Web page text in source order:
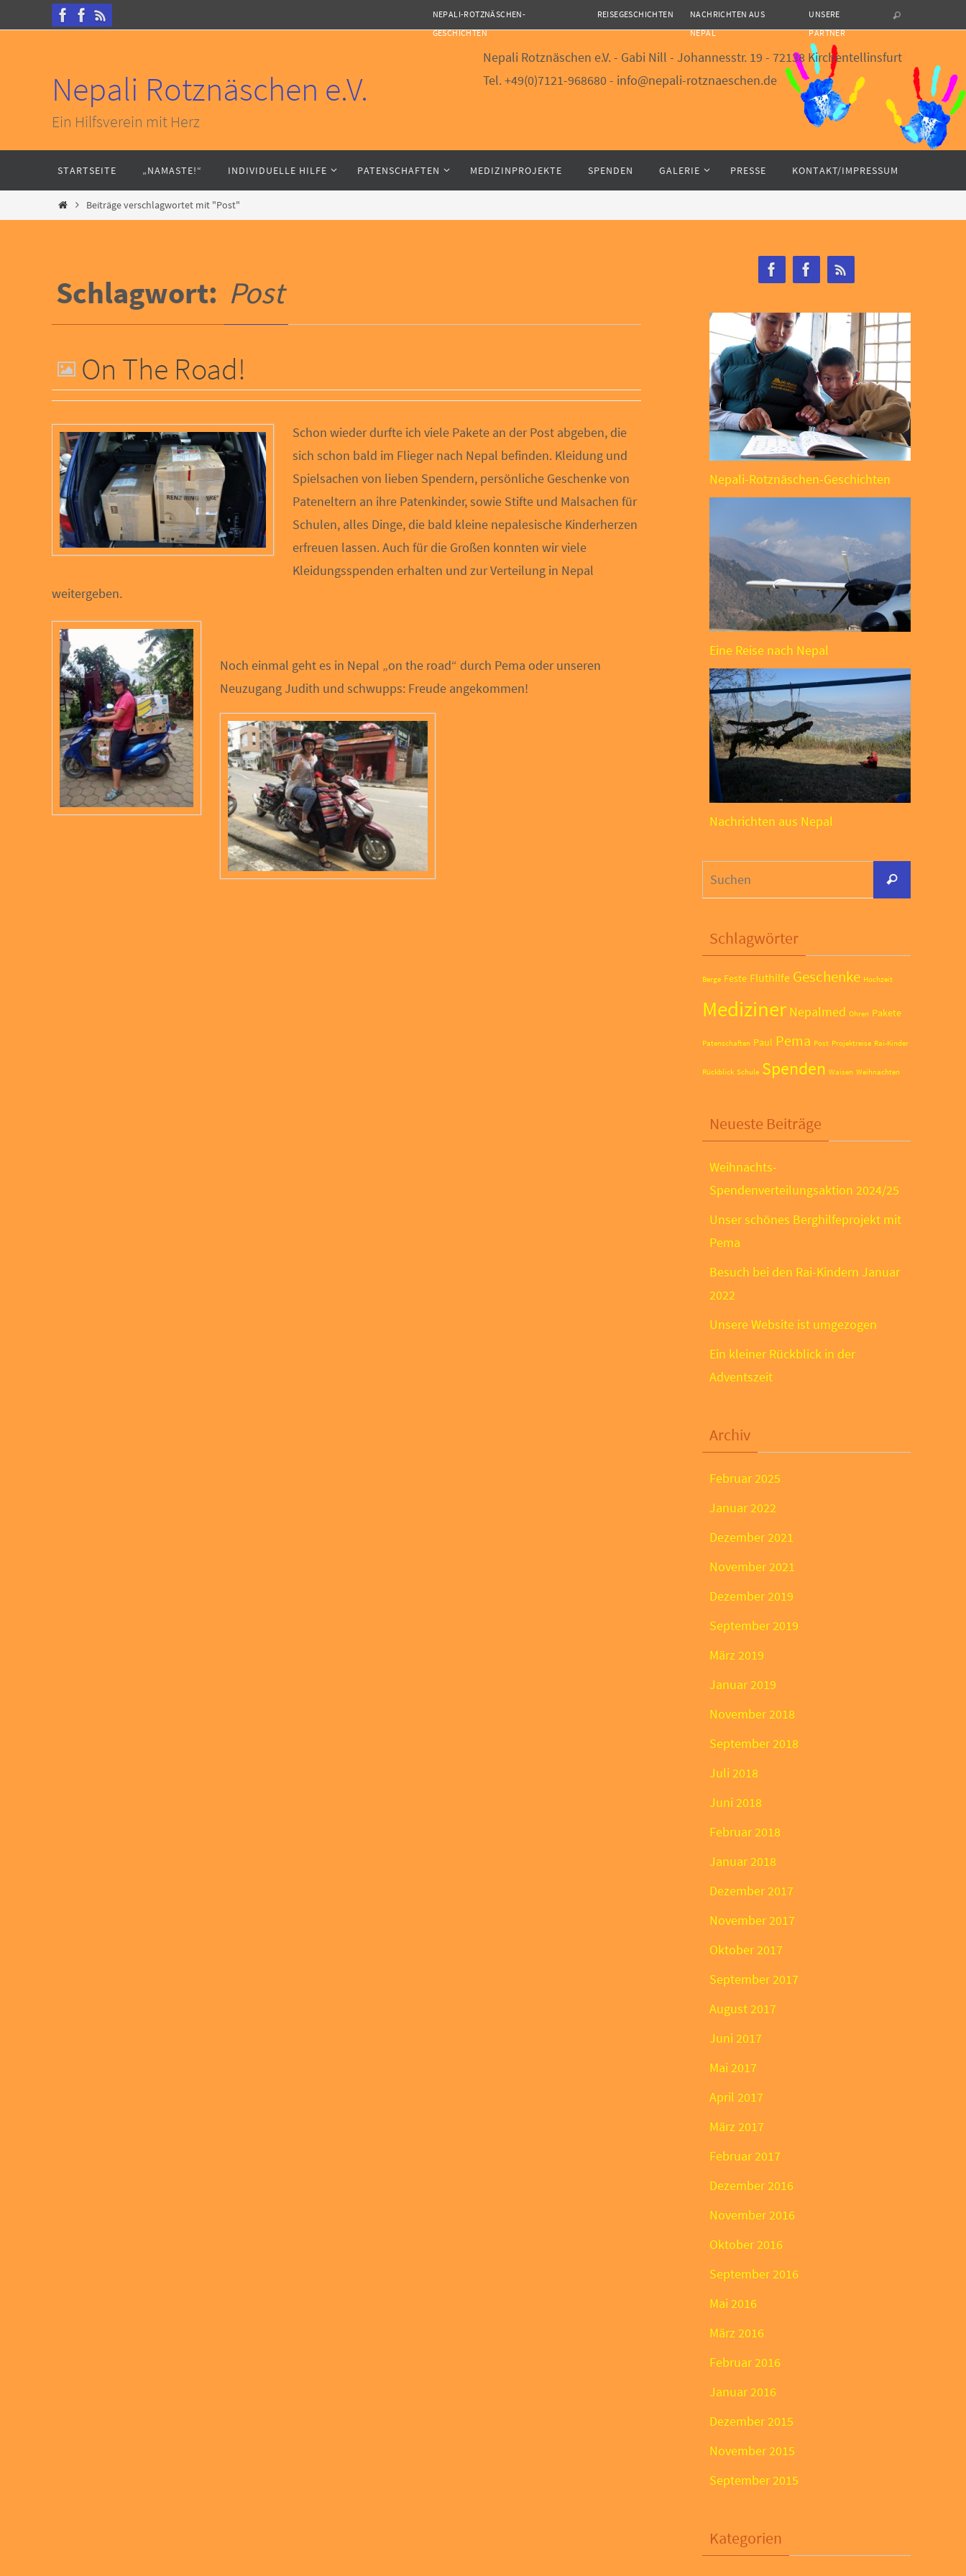
Inhalt
NEPALI-ROTZNÄSCHEN-
GESCHICHTEN
REISEGESCHICHTEN
NACHRICHTEN AUS
NEPAL
UNSERE
PARTNER
Nepali Rotznäschen e.V.
Ein Hilfsverein mit Herz
Nepali Rotznäschen e.V. - Gabi Nill - Johannesstr. 19 - 72138 Kirchentellinsfurt
Tel. +49(0)7121-968680 - info@nepali-rotznaeschen.de
springen
STARTSEITE „NAMASTE!“ INDIVIDUELLE HILFE PATENSCHAFTEN MEDIZINPROJEKTE SPENDEN GALERIE PRESSE KONTAKT/IMPRESSUM
StartBeiträge verschlagwortet mit "Post"
Schlagwort: Post
On The Road!
Schon wieder durfte ich viele Pakete an der Post abgeben, die
sich schon bald im Flieger nach Nepal befinden. Kleidung und
Spielsachen von lieben Spendern, persönliche Geschenke von
Pateneltern an ihre Patenkinder, sowie Stifte und Malsachen für
Schulen, alles Dinge, die bald kleine nepalesische Kinderherzen
erfreuen lassen. Auch für die Großen konnten wir viele
Kleidungsspenden erhalten und zur Verteilung in Nepal
weitergeben.
Noch einmal geht es in Nepal „on the road“ durch Pema oder unseren
Neuzugang Judith und schwupps: Freude angekommen!
Nepali-Rotznäschen-Geschichten
Eine Reise nach Nepal
Nachrichten aus Nepal
nach:
Suchen
Schlagwörter
Berge Feste Fluthilfe Geschenke Hochzeit
Mediziner Nepalmed Ohren Pakete
Patenschaften Paul Pema Post Projektreise Rai-Kinder
Rückblick Schule Spenden Waisen Weihnachten
Neueste Beiträge
Weihnachts-
Spendenverteilungsaktion 2024/25
Unser schönes Berghilfeprojekt mit
Pema
Besuch bei den Rai-Kindern Januar
2022
Unsere Website ist umgezogen
Ein kleiner Rückblick in der
Adventszeit
Archiv
Februar 2025
Januar 2022
Dezember 2021
November 2021
Dezember 2019
September 2019
März 2019
Januar 2019
November 2018
September 2018
Juli 2018
Juni 2018
Februar 2018
Januar 2018
Dezember 2017
November 2017
Oktober 2017
September 2017
August 2017
Juni 2017
Mai 2017
April 2017
März 2017
Februar 2017
Dezember 2016
November 2016
Oktober 2016
September 2016
Mai 2016
März 2016
Februar 2016
Januar 2016
Dezember 2015
November 2015
September 2015
Kategorien